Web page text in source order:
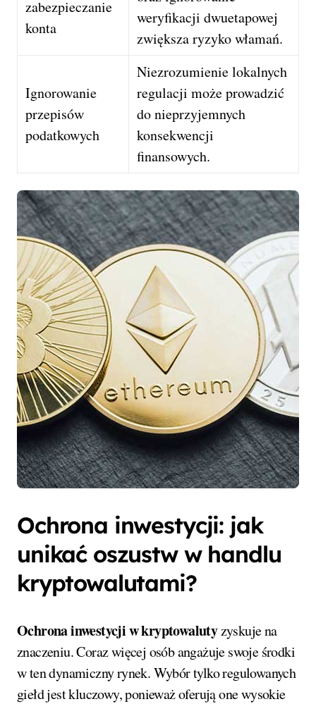
zabezpieczanie
konta
weryfikacji dwuetapowej
zwiększa ryzyko włamań.
Ignorowanie
przepisów
podatkowych
Niezrozumienie lokalnych
regulacji może prowadzić
do nieprzyjemnych
konsekwencji
finansowych.
Ochrona inwestycji: jak
unikać oszustw w handlu
kryptowalutami?
Ochrona inwestycji w kryptowalutyzyskuje na
znaczeniu. Coraz więcej osób angażuje swoje środki
w ten dynamiczny rynek. Wybór tylko regulowanych
giełd jest kluczowy, ponieważ oferują one wysokie